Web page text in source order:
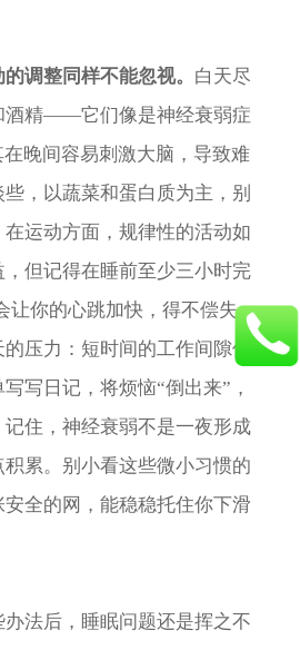
调整同样不能忽视。 白天尽
酒精——它们像是神经衰弱症
晚间容易刺激大脑，导致难
，以蔬菜和蛋白质为主，别
运动方面，规律性的活动如
但记得在睡前至少三小时完
让你的心跳加快，得不偿失。
压力：短时间的工作间隙休
写日记，将烦恼“倒出来”，
住，神经衰弱不是一夜形成
累。别小看这些微小习惯的
全的网，能稳稳托住你下滑
法后，睡眠问题还是挥之不